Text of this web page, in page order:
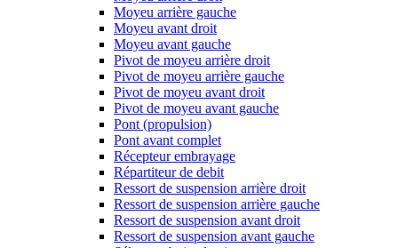
Moyeu arrière gauche
Moyeu avant droit
Moyeu avant gauche
Pivot de moyeu arrière droit
Pivot de moyeu arrière gauche
Pivot de moyeu avant droit
Pivot de moyeu avant gauche
Pont (propulsion)
Pont avant complet
Récepteur embrayage
Répartiteur de debit
Ressort de suspension arrière droit
Ressort de suspension arrière gauche
Ressort de suspension avant droit
Ressort de suspension avant gauche